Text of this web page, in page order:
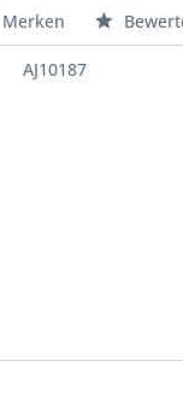
Merken
AJ10187